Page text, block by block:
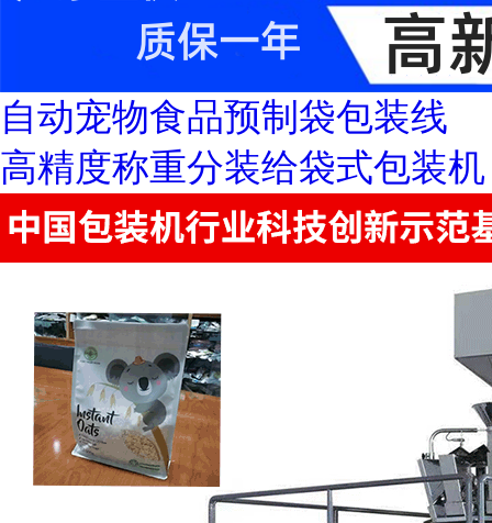
自动宠物食品预制袋包装线
高精度称重分装给袋式包装机